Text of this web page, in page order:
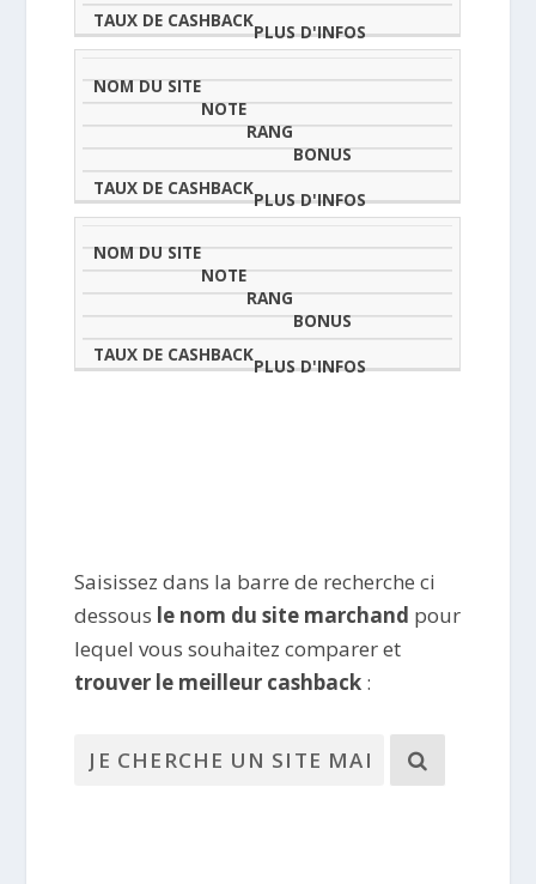
Saisissez dans la barre de recherche ci
dessous le nom du site marchand pour
lequel vous souhaitez comparer et
trouver le meilleur cashback :